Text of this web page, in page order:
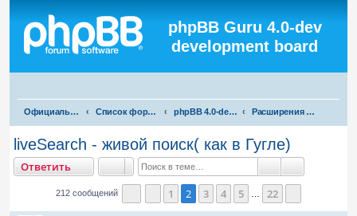
phpBB Guru 4.0-dev
development board
Официальная русская поддержка phpBB3 Список форумов phpBB 4.0-dev test Расширения для phpBB 4.0-dev
liveSearch - живой поиск( как в Гугле)
Ответить Поиск
212 сообщений Страница2из22
Пред.
1 2 3 4 5 22 След.